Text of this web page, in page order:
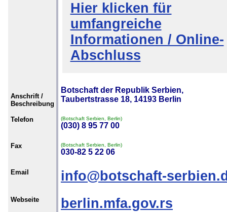
Hier klicken für
umfangreiche
Informationen / Online-
Abschluss
Anschrift /
Beschreibung
Botschaft der Republik Serbien,
Taubertstrasse 18, 14193 Berlin
Telefon (Botschaft Serbien, Berlin)
(030) 8 95 77 00
Fax (Botschaft Serbien, Berlin)
030-82 5 22 06
Email info@botschaft-
Webseite berlin.mfa.gov.rs